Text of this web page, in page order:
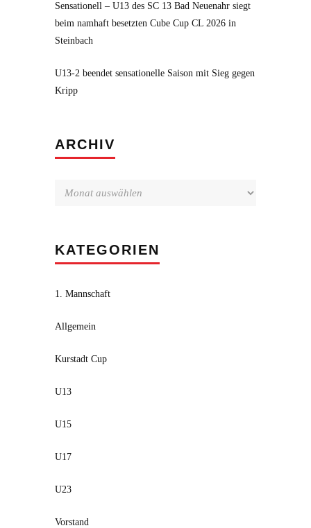
Sensationell – U13 des SC 13 Bad Neuenahr siegt
beim namhaft besetzten Cube Cup CL 2026 in
Steinbach
U13-2 beendet sensationelle Saison mit Sieg gegen
Kripp
ARCHIV
KATEGORIEN
1. Mannschaft
Allgemein
Kurstadt Cup
U13
U15
U17
U23
Vorstand